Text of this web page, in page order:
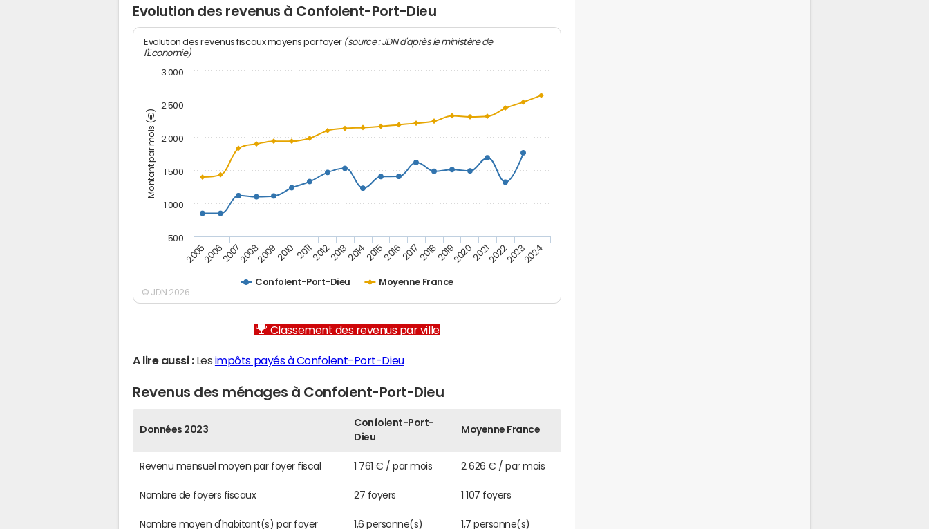
Evolution des revenus à Confolent-Port-Dieu
Montant par mois (€)
Evolution des revenus fiscaux moyens par foyer (source : JDN d'après le ministère de
l'Economie)
Confolent-Port-Dieu Moyenne France
200520062007200820092010 20112012201320142015201620172018201920202021202220232024
500
1 000
1 500
2 000
2 500
3 000
© JDN 2026
Classement des revenus par ville
A lire aussi :Les impôts payés à Confolent-Port-Dieu
Revenus des ménages à Confolent-Port-Dieu
Données 2023
Confolent-Port-
Dieu
Moyenne France
Revenu mensuel moyen par foyer fiscal 1 761 € / par mois 2 626 € / par mois
Nombre de foyers fiscaux 27 foyers 1 107 foyers
Nombre moyen d'habitant(s) par foyer 1,6 personne(s) 1,7 personne(s)